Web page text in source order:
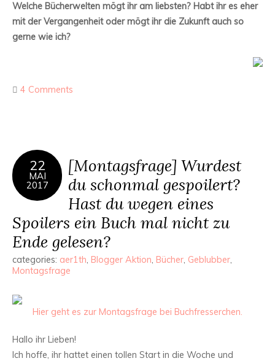
Welche Bücherwelten mögt ihr am liebsten? Habt ihr es eher
mit der Vergangenheit oder mögt ihr die Zukunft auch so
gerne wie ich?
4 Comments
22
MAI
2017
[Montagsfrage] Wurdest
du schonmal gespoilert?
Hast du wegen eines
Spoilers ein Buch mal nicht zu
Ende gelesen?
categories: aer1th, Blogger Aktion, Bücher, Geblubber,
Montagsfrage
Hier geht es zur Montagsfrage bei Buchfresserchen.
Hallo ihr Lieben!
Ich hoffe, ihr hattet einen tollen Start in die Woche und